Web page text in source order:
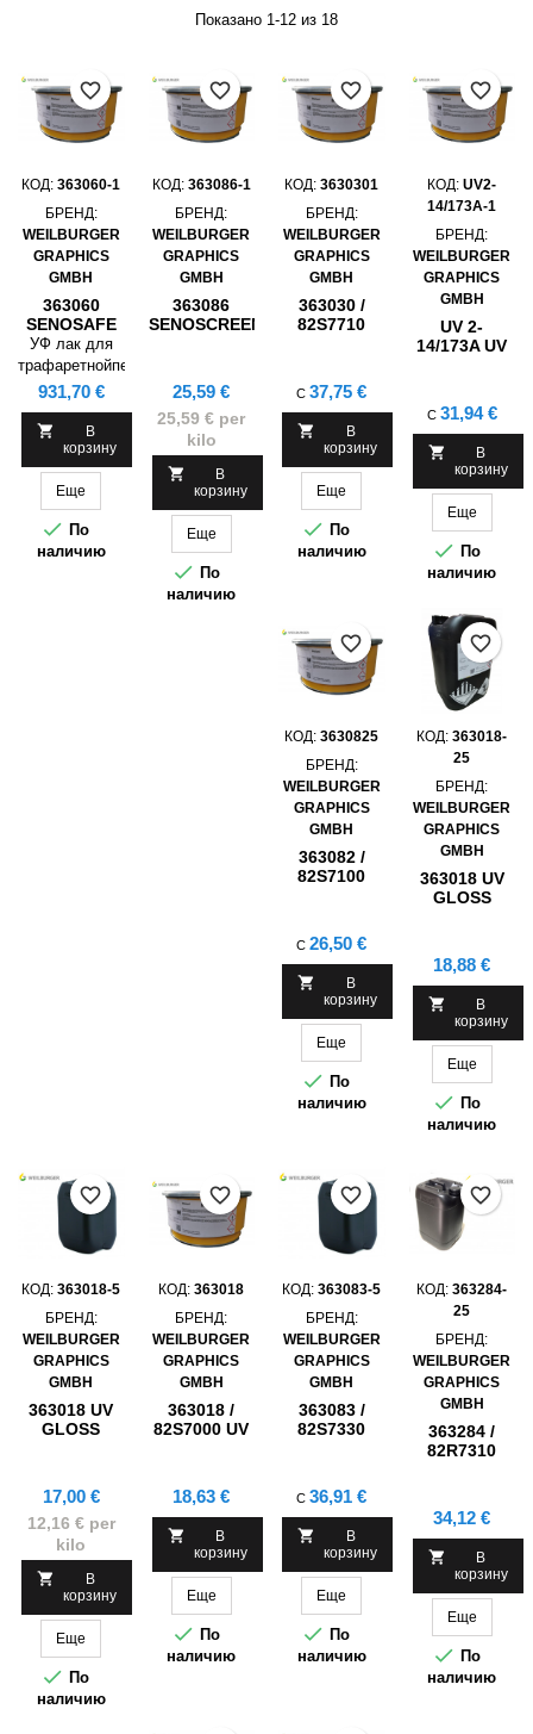
Показано 1-12 из 18
КОД:363060-1
БРЕНД:
WEILBURGER
GRAPHICS
GMBH
363060
SENOSAFE
UV SCREEN
PRINTING
LACQUER
BLACK 31°C
MASKING,
1KG
УФ лак для
трафаретнойпечати.
Может
термохромного
эффекта.
Цвет черный
держится при
температуре
ниже 31 ° C,
Цена
931,70 €

В
корзину
Еще
 По
наличию
favorite_border
КОД: 363086-1
БРЕНД:
WEILBURGER
GRAPHICS
GMBH
363086
SENOSCREEN
LACQUER
MT , 1KG
Цена
25,59 €
25,59 € per
kilo

В
корзину
Еще
 По
наличию
favorite_border
КОД:3630301
БРЕНД:
WEILBURGER
GRAPHICS
GMBH
363030 /
82S7710
LACQUER
FOR EFFECT
PIGMENTS
СЦена
37,75 €

В
корзину
Еще
 По
наличию
favorite_border
КОД:UV2-
14/173A-1
БРЕНД:
WEILBURGER
GRAPHICS
GMBH
UV 2-
14/173A UV
FOR OPP
MATT
(ELASTIC)
С Цена
31,94 €

В
корзину
Еще
 По
наличию
favorite_border
КОД:3630825
БРЕНД:
WEILBURGER
GRAPHICS
GMBH
363082 /
82S7100
LACQUER
FOR OPP
СЦена
26,50 €

В
корзину
Еще
 По
наличию
favorite_border
КОД:363018-
25
БРЕНД:
WEILBURGER
GRAPHICS
GMBH
363018 UV
GLOSS
Цена
18,88 €

В
корзину
Еще
 По
наличию
favorite_border
КОД:363018-5
БРЕНД:
WEILBURGER
GRAPHICS
GMBH
363018 UV
GLOSS
Цена
17,00 €
12,16 € per
kilo

В
корзину
Еще
 По
наличию
favorite_border
КОД:363018
БРЕНД:
WEILBURGER
GRAPHICS
GMBH
363018 /
82S7000 UV
Цена
18,63 €

В
корзину
Еще
 По
наличию
favorite_border
КОД:363083-5
БРЕНД:
WEILBURGER
GRAPHICS
GMBH
363083 /
82S7330
GLOSS
LACQUER
FOR OPP
MATT
СЦена
36,91 €

В
корзину
Еще
 По
наличию
favorite_border
КОД:363284-
25
БРЕНД:
WEILBURGER
GRAPHICS
GMBH
363284 /
82R7310
GLOSS
LACQUER
FOR OPP
MATT , 25KG
Цена
34,12 €

В
корзину
Еще
 По
наличию
favorite_border